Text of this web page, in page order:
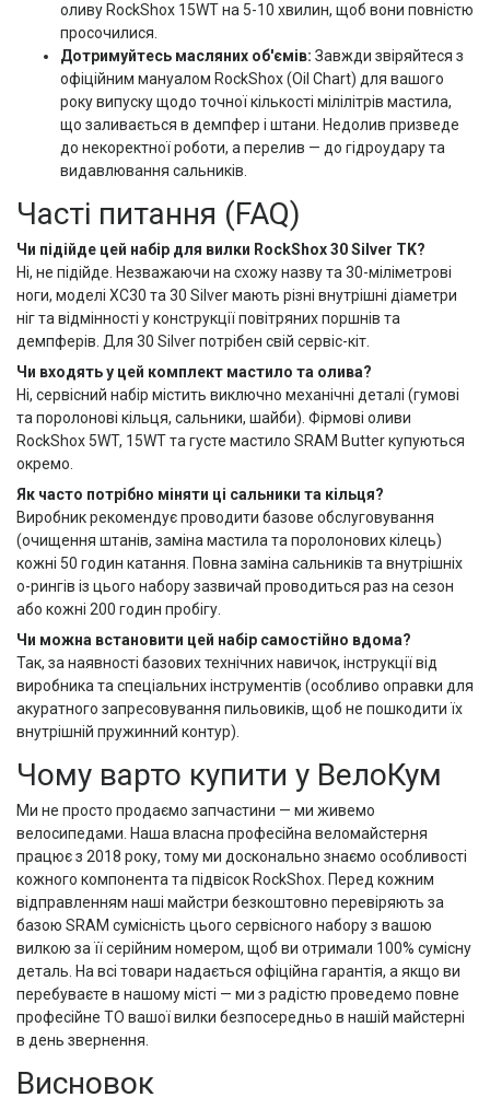
оливу RockShox 15WT на 5-10 хвилин, щоб вони повністю
просочилися.
Дотримуйтесь масляних об'ємів: Завжди звіряйтеся з
офіційним мануалом RockShox (Oil Chart) для вашого
року випуску щодо точної кількості мілілітрів мастила,
що заливається в демпфер і штани. Недолив призведе
до некоректної роботи, а перелив — до гідроудару та
видавлювання сальників.
Часті питання (FAQ)
Чи підійде цей набір для вилки RockShox 30 Silver TK?
Ні, не підійде. Незважаючи на схожу назву та 30-міліметрові
ноги, моделі XC30 та 30 Silver мають різні внутрішні діаметри
ніг та відмінності у конструкції повітряних поршнів та
демпферів. Для 30 Silver потрібен свій сервіс-кіт.
Чи входять у цей комплект мастило та олива?
Ні, сервісний набір містить виключно механічні деталі (гумові
та поролонові кільця, сальники, шайби). Фірмові оливи
RockShox 5WT, 15WT та густе мастило SRAM Butter купуються
окремо.
Як часто потрібно міняти ці сальники та кільця?
Виробник рекомендує проводити базове обслуговування
(очищення штанів, заміна мастила та поролонових кілець)
кожні 50 годин катання. Повна заміна сальників та внутрішніх
о-рингів із цього набору зазвичай проводиться раз на сезон
або кожні 200 годин пробігу.
Чи можна встановити цей набір самостійно вдома?
Так, за наявності базових технічних навичок, інструкції від
виробника та спеціальних інструментів (особливо оправки для
акуратного запресовування пильовиків, щоб не пошкодити їх
внутрішній пружинний контур).
Чому варто купити у ВелоКум
Ми не просто продаємо запчастини — ми живемо
велосипедами. Наша власна професійна веломайстерня
працює з 2018 року, тому ми досконально знаємо особливості
кожного компонента та підвісок RockShox. Перед кожним
відправленням наші майстри безкоштовно перевіряють за
базою SRAM сумісність цього сервісного набору з вашою
вилкою за її серійним номером, щоб ви отримали 100% сумісну
деталь. На всі товари надається офіційна гарантія, а якщо ви
перебуваєте в нашому місті — ми з радістю проведемо повне
професійне ТО вашої вилки безпосередньо в нашій майстерні
в день звернення.
Висновок